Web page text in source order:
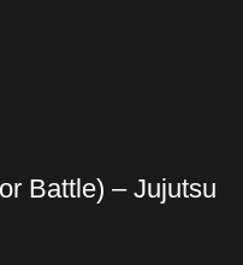
Battle) – Jujutsu